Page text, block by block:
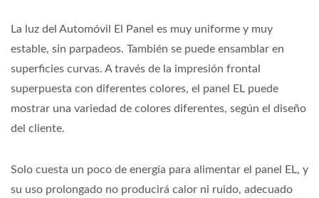
La luz del Automóvil El Panel es muy uniforme y muy
estable, sin parpadeos. También se puede ensamblar en
superficies curvas. A través de la impresión frontal
superpuesta con diferentes colores, el panel EL puede
mostrar una variedad de colores diferentes, según el diseño
del cliente.
Solo cuesta un poco de energía para alimentar el panel EL, y
su uso prolongado no producirá calor ni ruido, adecuado